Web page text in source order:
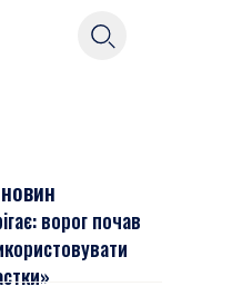
ворог почав